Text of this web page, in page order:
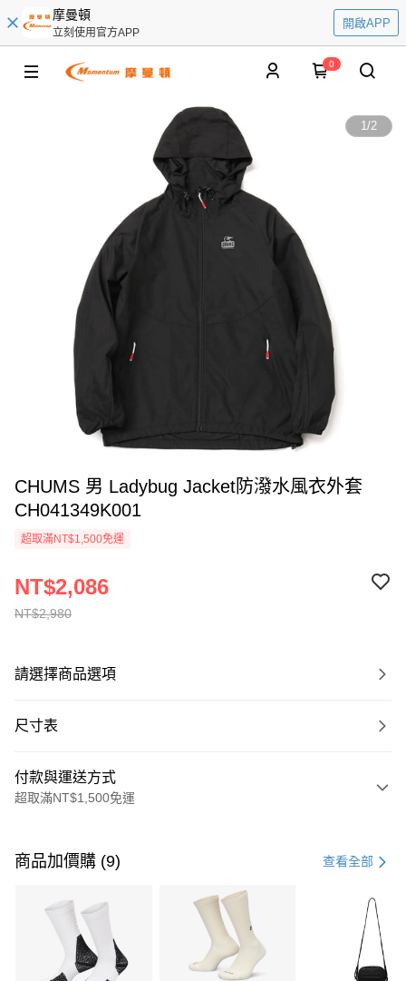
摩曼頓
立刻使用官方APP
開啟APP
0
1/2
CHUMS 男 Ladybug Jacket防潑水風衣外套
CH041349K001
超取滿NT$1,500免運
NT$2,980
NT$2,086
請選擇商品選項
尺寸表
付款與運送方式
超取滿NT$1,500免運
信用卡一次付款
3 期 0 利率 每期 21家銀行
合作金庫商業銀行
第一商業銀行
華南商業銀行
彰化商業銀行
商品加價購 (9) 查看全部